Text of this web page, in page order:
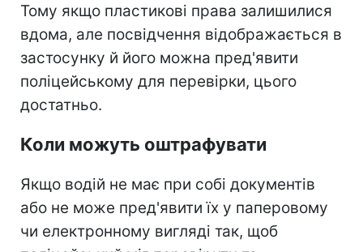
Тому якщо пластикові права залишилися
вдома, але посвідчення відображається в
застосунку й його можна пред'явити
поліцейському для перевірки, цього
достатньо.
Коли можуть оштрафувати
Якщо водій не має при собі документів
або не може пред'явити їх у паперовому
чи електронному вигляді так, щоб